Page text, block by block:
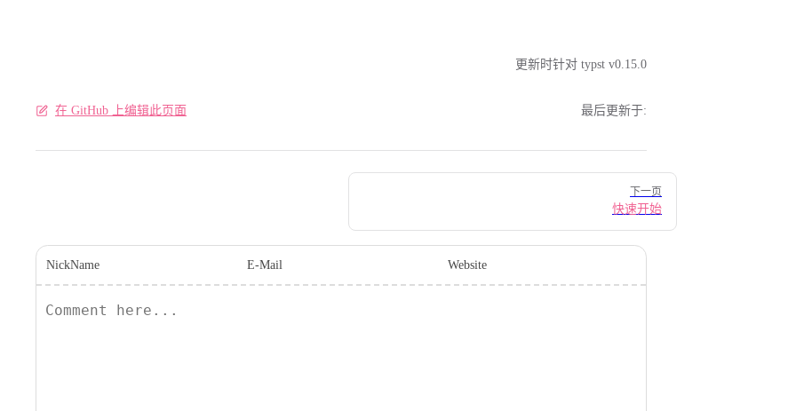
更新时针对 typst v0.15.0
在 GitHub 上编辑此页面 最后更新于:
下一页
快速开始
NickName E-Mail Website